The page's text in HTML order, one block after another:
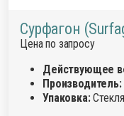
Сурфагон
Цена по запросу
Действующее
Производитель:
Упаковка: